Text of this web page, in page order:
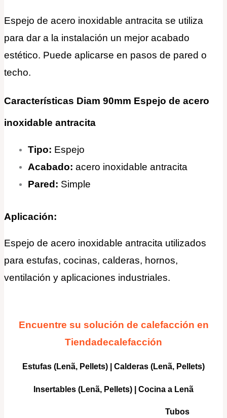
Espejo de acero inoxidable antracita se utiliza
para dar a la instalación un mejor acabado
estético. Puede aplicarse en pasos de pared o
techo.
Características Diam 90mm Espejo de acero
inoxidable antracita
Tipo: Espejo
Acabado: acero inoxidable antracita
Pared: Simple
Aplicación:
Espejo de acero inoxidable antracita utilizados
para estufas, cocinas, calderas, hornos,
ventilación y aplicaciones industriales.
Encuentre su solución de calefacción en
Tiendadecalefacción
Estufas (Lenã, Pellets) Calderas (Lenã, Pellets)
Insertables (Lenã, Pellets) | Cocina a Lenã
Tubos